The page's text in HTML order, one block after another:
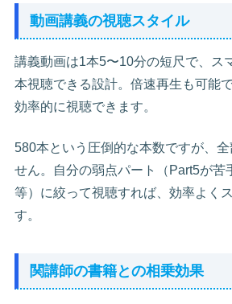
動画講義の視聴スタイル
講義動画は1本5〜10分の短尺で、ス
本視聴できる設計。倍速再生も可能
効率的に視聴できます。
580本という圧倒的な本数ですが、
せん。自分の弱点パート（Part5が苦
等）に絞って視聴すれば、効率よく
す。
関講師の書籍との相乗効果